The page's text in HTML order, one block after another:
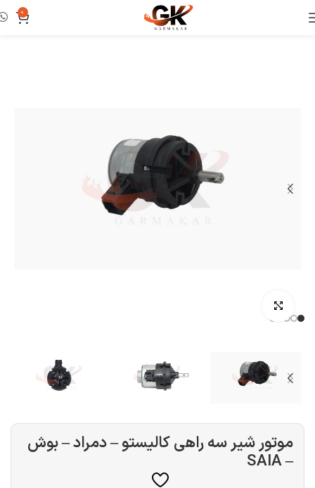
0
موتور شیر سه راهی کالیستو – دمراد – بوش
– SAIA